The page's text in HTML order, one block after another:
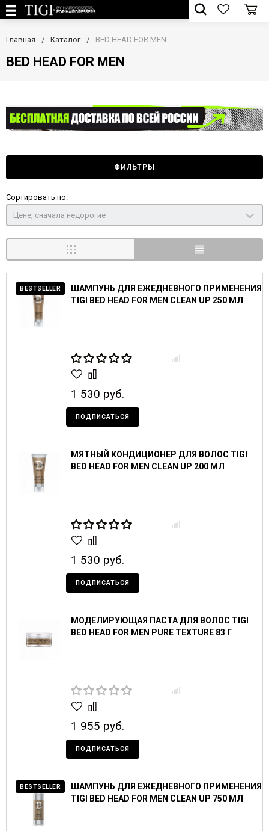
Главная Каталог BED HEAD FOR MEN
BED HEAD FOR MEN
ФИЛЬТРЫ
Сортировать по:
Цене, сначала недорогие
BESTSELLER
ШАМПУНЬ ДЛЯ ЕЖЕДНЕВНОГО ПРИМЕНЕНИЯ
TIGI BED HEAD FOR MEN CLEAN UP 250 МЛ
1 530 руб.
ПОДПИСАТЬСЯ
МЯТНЫЙ КОНДИЦИОНЕР ДЛЯ ВОЛОС TIGI
BED HEAD FOR MEN CLEAN UP 200 МЛ
1 530 руб.
ПОДПИСАТЬСЯ
МОДЕЛИРУЮЩАЯ ПАСТА ДЛЯ ВОЛОС TIGI
BED HEAD FOR MEN PURE TEXTURE 83 Г
1 955 руб.
ПОДПИСАТЬСЯ
BESTSELLER
ШАМПУНЬ ДЛЯ ЕЖЕДНЕВНОГО ПРИМЕНЕНИЯ
TIGI BED HEAD FOR MEN CLEAN UP 750 МЛ